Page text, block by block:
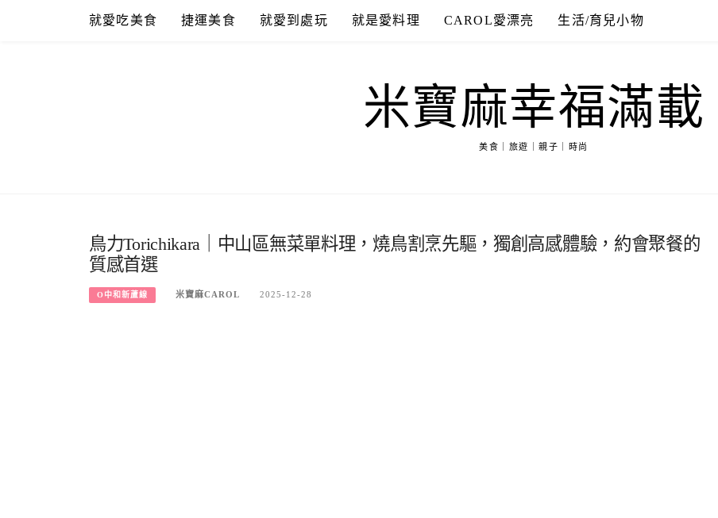
就愛吃美食 捷運美食 就愛到處玩 就是愛料理 CAROL愛漂亮 生活/育兒小物
米寶麻幸福滿載
美食｜旅遊｜親子｜時尚
鳥力Torichikara｜中山區無菜單料理，燒鳥割烹先驅，獨創高感體驗，約會聚餐的
質感首選
O中和新蘆線 米寶麻CAROL 2025-12-28